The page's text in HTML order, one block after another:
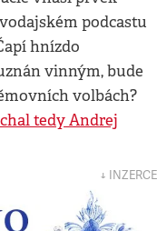
podcastu
hnízdo
vinným, bude
volbách?
tedy Andrej
↓ INZERCE